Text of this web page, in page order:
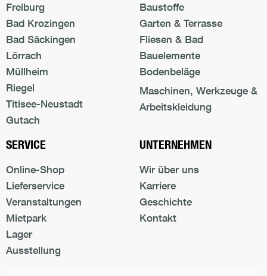
Freiburg
Bad Krozingen
Bad Säckingen
Lörrach
Müllheim
Riegel
Titisee-Neustadt
Gutach
Baustoffe
Garten & Terrasse
Fliesen & Bad
Bauelemente
Bodenbeläge
Maschinen, Werkzeuge &
Arbeitskleidung
SERVICE
Online-Shop
Lieferservice
Veranstaltungen
Mietpark
Lager
Ausstellung
UNTERNEHMEN
Wir über uns
Karriere
Geschichte
Kontakt